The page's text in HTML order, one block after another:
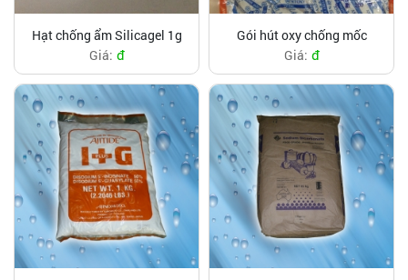
Hạt chống ẩm Silicagel 1g
Giá: đ
Gói hút oxy chống mốc
Giá: đ